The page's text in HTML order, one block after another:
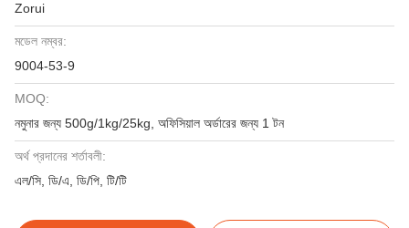
Zorui
মডেল নম্বর:
9004-53-9
MOQ:
নমুনার জন্য 500g/1kg/25kg, অফিসিয়াল অর্ডারের জন্য 1 টন
অর্থ প্রদানের শর্তাবলী:
এল/সি, ডি/এ, ডি/পি, টি/টি